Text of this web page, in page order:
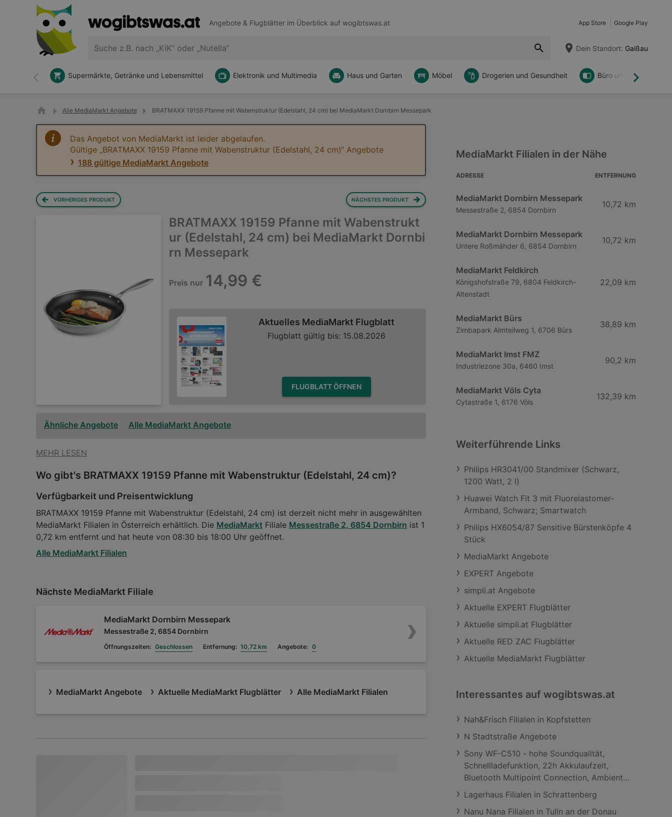
Angebote & Flugblätter im Überblick auf wogibtswas.at App Store Google Play
Dein Standort: Gaißau
Zurück Weiter
Supermärkte, Getränke und Lebensmittel Elektronik und Multimedia Haus und Garten Möbel Drogerien und Gesundheit Büro und DIY
Alle MediaMarkt Angebote BRATMAXX 19159 Pfanne mit Wabenstruktur (Edelstahl, 24 cm) bei MediaMarkt Dornbirn Messepark
Das Angebot von MediaMarkt ist leider abgelaufen.
Gültige „BRATMAXX 19159 Pfanne mit Wabenstruktur (Edelstahl, 24 cm)“ Angebote
188 gültige MediaMarkt Angebote
VORHERIGES PRODUKT NÄCHSTES PRODUKT
BRATMAXX 19159 Pfanne mit Wabenstrukt
ur (Edelstahl, 24 cm) bei MediaMarkt Dornbi
rn Messepark
Preis nur 14,99 €
Aktuelles MediaMarkt Flugblatt
Flugblatt gültig bis: 15.08.2026
FLUGBLATT ÖFFNEN
Ähnliche Angebote Alle MediaMarkt Angebote
MEHR LESEN
Wo gibt's BRATMAXX 19159 Pfanne mit Wabenstruktur (Edelstahl, 24 cm)?
Verfügbarkeit und Preisentwicklung
BRATMAXX 19159 Pfanne mit Wabenstruktur (Edelstahl, 24 cm) ist derzeit nicht mehr in ausgewählten
MediaMarkt Filialen in Österreich erhältlich. Die MediaMarkt Filiale Messestraße 2, 6854 Dornbirn ist 1
0,72 km entfernt und hat heute von 08:30 bis 18:00 Uhr geöffnet.
Alle MediaMarkt Filialen
Nächste MediaMarkt Filiale
MediaMarkt Dornbirn Messepark
Messestraße 2, 6854 Dornbirn
Öffnungszeiten: Geschlossen Entfernung: 10,72 km Angebote: 0
MediaMarkt Angebote Aktuelle MediaMarkt Flugblätter Alle MediaMarkt Filialen
MediaMarkt Filialen in der Nähe
ADRESSE ENTFERNUNG
MediaMarkt Dornbirn Messepark
Messestraße 2, 6854 Dornbirn
10,72 km
MediaMarkt Dornbirn Messepark
Untere Roßmähder 6, 6854 Dornbirn
10,72 km
MediaMarkt Feldkirch
Königshofstraße 79, 6804 Feldkirch-
Altenstadt
22,09 km
MediaMarkt Bürs
Zimbapark Almteilweg 1, 6706 Bürs
38,89 km
MediaMarkt Imst FMZ
Industriezone 30a, 6460 Imst
90,2 km
MediaMarkt Völs Cyta
Cytastraße 1, 6176 Völs
132,39 km
Weiterführende Links
Philips HR3041/00 Standmixer (Schwarz,
1200 Watt, 2 l)
Huawei Watch Fit 3 mit Fluorelastomer-
Armband, Schwarz; Smartwatch
Philips HX6054/87 Sensitive Bürstenköpfe 4
Stück
MediaMarkt Angebote
EXPERT Angebote
simpli.at Angebote
Aktuelle EXPERT Flugblätter
Aktuelle simpli.at Flugblätter
Aktuelle RED ZAC Flugblätter
Aktuelle MediaMarkt Flugblätter
Interessantes auf wogibtswas.at
Nah&Frisch Filialen in Kopfstetten
N Stadtstraße Angebote
Sony WF-C510 - hohe Soundqualität,
Schnellladefunktion, 22h Akkulaufzeit,
Bluetooth Multipoint Connection, Ambient
Sound-Modus, Spotify Tap, IPX4 - Weiß; True
Wireless Kopfhörer
Lagerhaus Filialen in Schrattenberg
Nanu Nana Filialen in Tulln an der Donau